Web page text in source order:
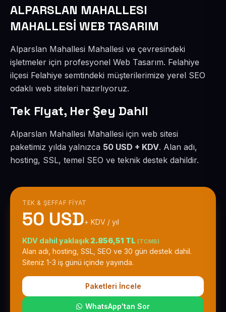
ALPARSLAN MAHALLESI
MAHALLESİ WEB TASARIM
Alparslan Mahallesi Mahallesi ve çevresindeki
işletmeler için profesyonel Web Tasarım. Felahiye
ilçesi Felahiye semtindeki müşterilerimize yerel SEO
odaklı web siteleri hazırlıyoruz.
Tek Fiyat, Her Şey Dahil
Alparslan Mahallesi Mahallesi için web sitesi
paketimiz yılda yalnızca 50 USD + KDV. Alan adı,
hosting, SSL, temel SEO ve teknik destek dahildir.
TEK & ŞEFFAF FIYAT
50 USD+ KDV / yıl
KDV dahil yaklaşık 2.856,51 TL (TCMB)
Alan adı, hosting, SSL, SEO ve 30 gün destek dahil.
Siteniz 1-3 iş günü içinde yayında.
Paketleri İncele
WhatsApp'tan Sor